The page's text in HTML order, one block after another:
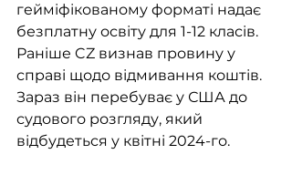
гейміфікованому форматі надає
безплатну освіту для 1-12 класів.
Раніше CZ визнав провину у
справі щодо відмивання коштів.
Зараз він перебуває у США до
судового розгляду, який
відбудеться у квітні 2024-го.